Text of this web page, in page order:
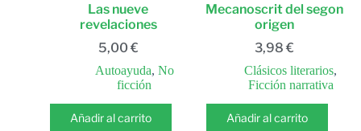
Las nueve
revelaciones
5,00 €
Autoayuda, No
ficción
Añadir al carrito
Mecanoscrit del segon
origen
3,98€
Clásicos literarios,
Ficción narrativa
Añadir al carrito